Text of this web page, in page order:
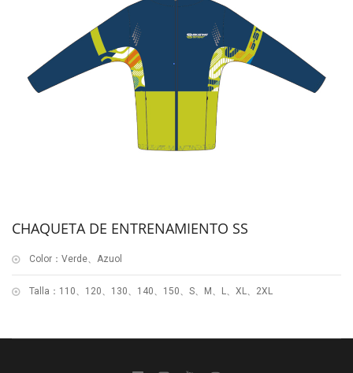
CHAQUETA DE ENTRENAMIENTO SS
Color：Verde、Azuol
Talla：110、120、130、140、150、S、M、L、XL、2XL